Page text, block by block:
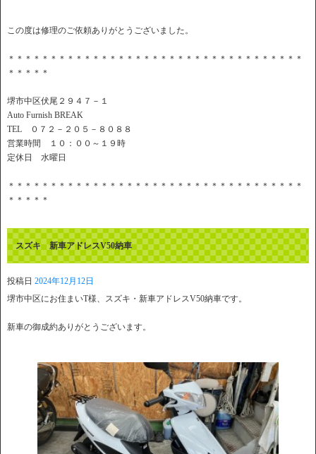
この度は修理のご依頼ありがとうございました。
＊＊＊＊＊＊＊＊＊＊＊＊＊＊＊＊＊＊＊＊＊＊＊＊＊＊＊＊＊＊＊＊＊＊＊
＊＊＊＊＊
堺市中区伏尾２９４７－１
Auto Furnish BREAK
TEL ０７２－２０５－８０８８
営業時間 １０：００～１９時
定休日 水曜日
＊＊＊＊＊＊＊＊＊＊＊＊＊＊＊＊＊＊＊＊＊＊＊＊＊＊＊＊＊＊＊＊＊＊＊
＊＊＊＊＊
スズキ 新車アドレスV50納車
投稿日 2024年12月12日
堺市中区にお住まいT様、スズキ・新車アドレスV50納車です。
新車の御成約ありがとうございます。